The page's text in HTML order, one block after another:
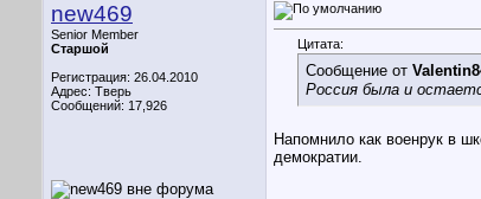
new469
Senior Member
Старшой
Регистрация: 26.04.2010
Адрес: Тверь
Сообщений: 17,926
Цитата:
Сообщение от
Россия была и
Напомнило как военрук в
демократии.